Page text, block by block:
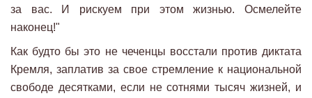
за вас. И рискуем при этом жизнью. Осмелейте
наконец!"
Как будто бы это не чеченцы восстали против диктата
Кремля, заплатив за свое стремление к национальной
свободе десятками, если не сотнями тысяч жизней, и